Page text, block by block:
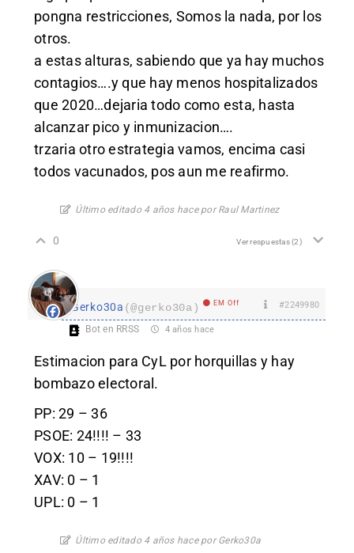
pongna restricciones, Somos la nada, por los
otros.
a estas alturas, sabiendo que ya hay muchos
contagios….y que hay menos hospitalizados
que 2020…dejaria todo como esta, hasta
alcanzar pico y inmunizacion….
trzaria otro estrategia vamos, encima casi
todos vacunados, pos aun me reafirmo.
Último editado 4 años hace por Raul Martinez
0 Ver respuestas(2)
Gerko30a (@gerko30a) EM Off #2249980
Bot en RRSS 4 años hace
Estimacion para CyL por horquillas y hay
bombazo electoral.
PP: 29 – 36
PSOE: 24!!!! – 33
VOX: 10 – 19!!!!
XAV: 0 – 1
UPL: 0 – 1
Último editado 4 años hace por Gerko30a